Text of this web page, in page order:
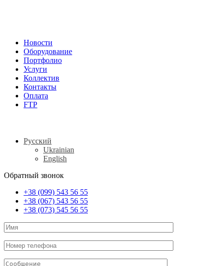
Новости
Оборудование
Портфолио
Услуги
Коллектив
Контакты
Оплата
FTP
Русский
Ukrainian
English
Обратный звонок
+38 (099) 543 56 55
+38 (067) 543 56 55
+38 (073) 545 56 55